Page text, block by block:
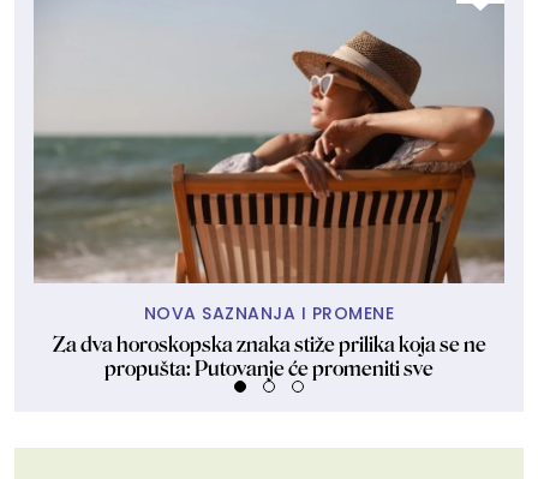
NOVA SAZNANJA I PROMENE
Za dva horoskopska znaka stiže prilika koja se ne
propušta: Putovanje će promeniti sve